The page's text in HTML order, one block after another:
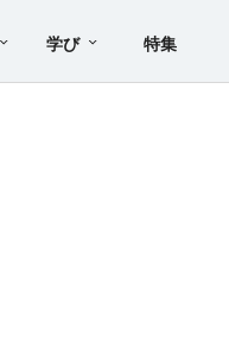
学び 特集